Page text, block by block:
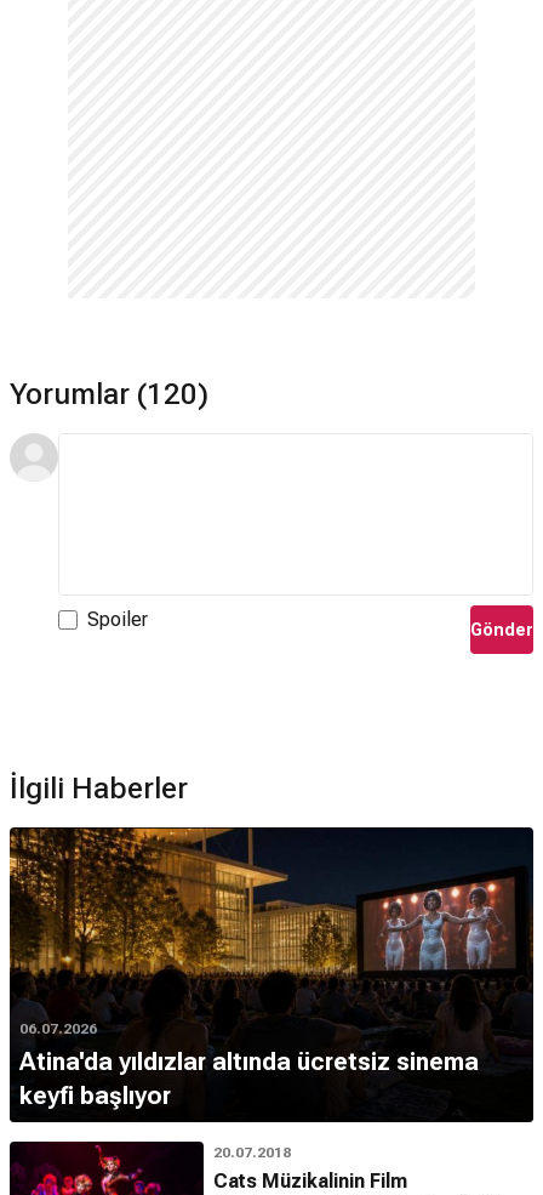
Yorumlar (120)
Spoiler Gönder
İlgili Haberler
06.07.2026
Atina'da yıldızlar altında ücretsiz sinema
keyfi başlıyor
20.07.2018
Cats Müzikalinin Film